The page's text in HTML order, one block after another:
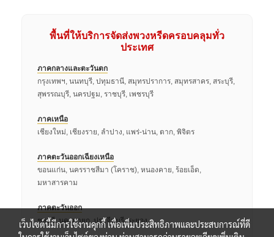
พื้นที่ให้บริการจัดส่งพวงหรีดครอบคลุมทั่ว
ประเทศ
ภาคกลางและตะวันตก
กรุงเทพฯ, นนทบุรี, ปทุมธานี, สมุทรปราการ, สมุทรสาคร, สระบุรี,
สุพรรณบุรี, นครปฐม, ราชบุรี, เพชรบุรี
ภาคเหนือ
เชียงใหม่, เชียงราย, ลำปาง, แพร่-น่าน, ตาก, พิจิตร
ภาคตะวันออกเฉียงเหนือ
ขอนแก่น, นครราชสีมา (โคราช), หนองคาย, ร้อยเอ็ด,
มหาสารคาม
ภาคตะวันออก
ชลบุรี, นครนายก, ปราจีนบุรี, ระยอง
เว็บไซต์นี้มีการใช้งานคุกกี้ เพื่อเพิ่มประสิทธิภาพและประสบการณ์ที่ดี